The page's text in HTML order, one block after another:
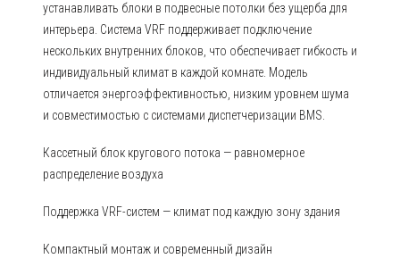
устанавливать блоки в подвесные потолки без ущерба для
интерьера. Система VRF поддерживает подключение
нескольких внутренних блоков, что обеспечивает гибкость и
индивидуальный климат в каждой комнате. Модель
отличается энергоэффективностью, низким уровнем шума
и совместимостью с системами диспетчеризации BMS.
Кассетный блок кругового потока — равномерное
распределение воздуха
Поддержка VRF-систем — климат под каждую зону здания
Компактный монтаж и современный дизайн